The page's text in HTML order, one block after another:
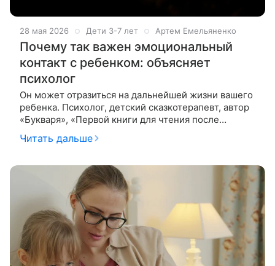
28 мая 2026 Дети 3-7 лет Артем Емельяненко
Почему так важен эмоциональный
контакт с ребенком: объясняет
психолог
Он может отразиться на дальнейшей жизни вашего
ребенка. Психолог, детский сказкотерапевт, автор
«Букваря», «Первой книги для чтения после
букваря» и «Первых прописей после букваря» Анна
Мельникова рассказала о
Читать дальше